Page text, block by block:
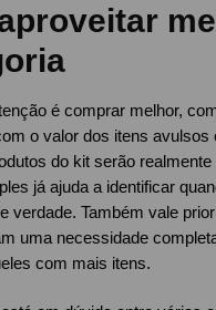
é comprar melhor,
o valor dos itens avulsos
do kit serão
já ajuda a identificar
verdade. Também vale
uma necessidade
com mais itens.